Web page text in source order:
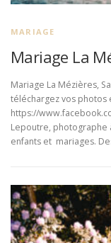
MARIAGE
Mariage La
Mariage La Mézières,
téléchargez vos photos
https://
Lepoutre, photographe
enfants et mariages.